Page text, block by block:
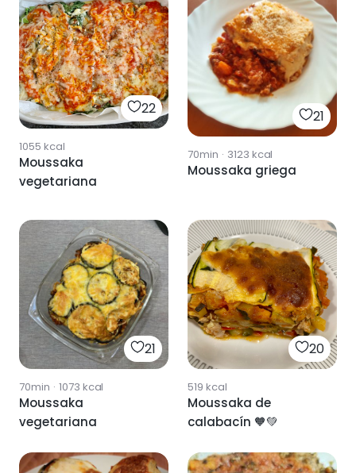
22
1055 kcal
Moussaka
vegetariana
21
70min · 3123 kcal
Moussaka griega
21
70min · 1073 kcal
Moussaka
vegetariana
20
519 kcal
Moussaka de
calabacín 🧡💚